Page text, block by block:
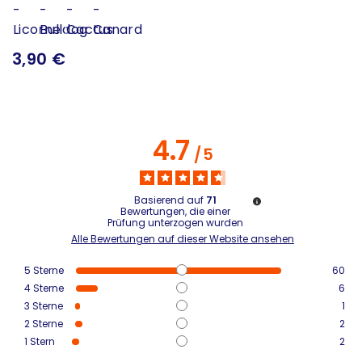
3,90 €
4.7/5
Basierend auf 71
Bewertungen, die einer
Prüfung unterzogen wurden
Alle Bewertungen auf dieser Website ansehen
5 Sterne
60
4Sterne
6
3 Sterne
1
2Sterne
2
1 Stern 2